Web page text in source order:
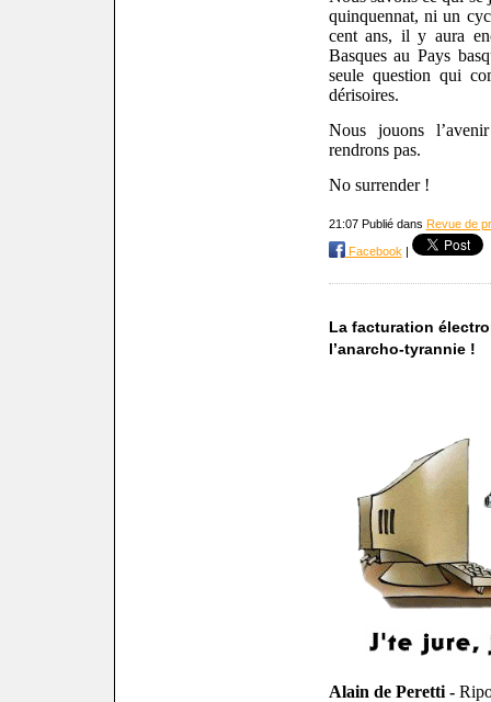
quinquennat, ni un
cent ans, il y aura
Basques au Pays
seule question qui
dérisoires.
Nous jouons
rendrons pas.
No surrender !
21:07 Publié dans Revue de
Facebook |
La facturation
l’anarcho-tyrannie !
Alain de Peretti -